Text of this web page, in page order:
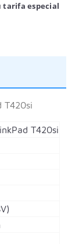
tarifa especial
T420si
T420si